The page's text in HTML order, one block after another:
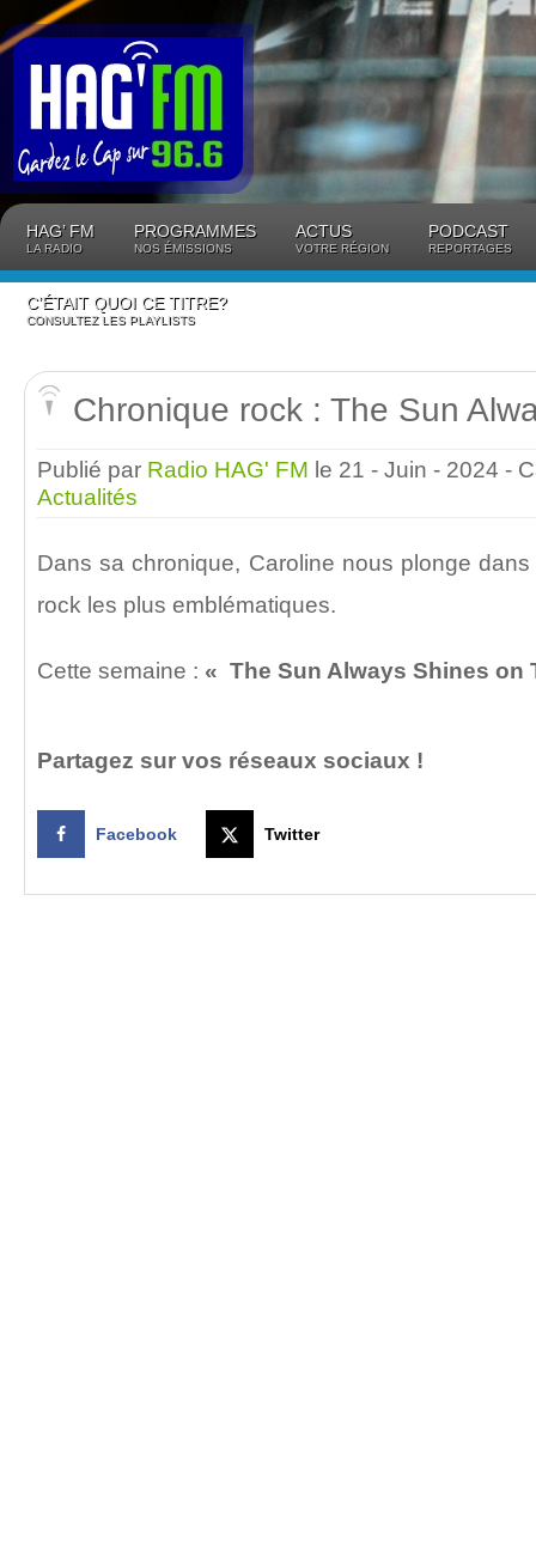
HAG’ FM
LA RADIO
PROGRAMMES
NOS ÉMISSIONS
ACTUS
VOTRE RÉGION
PODCAST
REPORTAGES
C’ÉTAIT QUOI CE TITRE?
CONSULTEZ LES PLAYLISTS
Chronique rock : The Sun
Publié par Radio HAG' FM le 21 - Juin - 2024 -
Actualités
Dans sa chronique, Caroline nous plonge
rock les plus emblématiques.
Cette semaine : « The Sun Always Shines on
Partagez sur vos réseaux sociaux !
Facebook Twitter
Panneau de gestion des cookies